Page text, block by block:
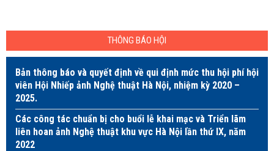
THÔNG BÁO HỘI
Bản thông báo và quyết định về qui định mức thu hội phí hội
viên Hội Nhiếp ảnh Nghệ thuật Hà Nội, nhiệm kỳ 2020 –
2025.
Các công tác chuẩn bị cho buổi lễ khai mạc và Triển lãm
liên hoan ảnh Nghệ thuật khu vực Hà Nội lần thứ IX, năm
2022